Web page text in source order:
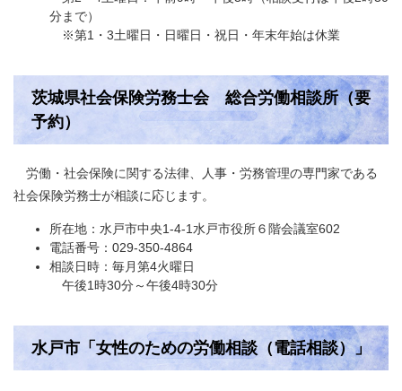
分まで）
※第1・3土曜日・日曜日・祝日・年末年始は休業
茨城県社会保険労務士会 総合労働相談所（要
予約）
労働・社会保険に関する法律、人事・労務管理の専門家である
社会保険労務士が相談に応じます。
所在地：水戸市中央1-4-1水戸市役所６階会議室602
電話番号：029-350-4864
相談日時：毎月第4火曜日
午後1時30分～午後4時30分
水戸市「女性のための労働相談（電話相談）」